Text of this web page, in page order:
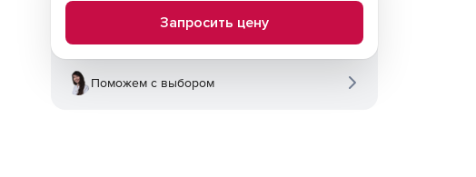
Запросить цену
Поможем с выбором